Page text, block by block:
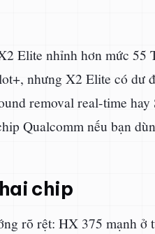
Elite nhỉnh hơn mức 55
nhưng X2 Elite có dư
removal real-time hay
Qualcomm nếu bạn
chip
rõ rệt: HX 375 mạnh ở